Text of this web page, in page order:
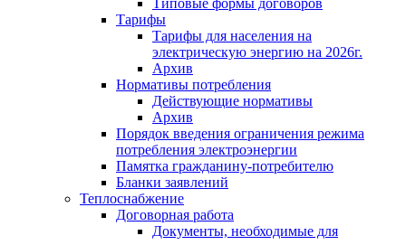
Типовые формы договоров
Тарифы
Тарифы для населения на
электрическую энергию на 2026г.
Архив
Нормативы потребления
Действующие нормативы
Архив
Порядок введения ограничения режима
потребления электроэнергии
Памятка гражданину-потребителю
Бланки заявлений
Теплоснабжение
Договорная работа
Документы, необходимые для